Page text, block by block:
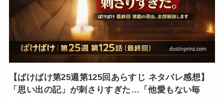
【ばけばけ第25週第125回あらすじ ネタバレ感想】
「思い出の記」が刺さりすぎた…「他愛もない毎